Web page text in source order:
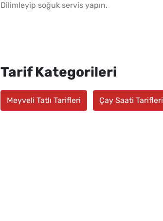
Dilimleyip soğuk servis yapın.
Tarif Kategorileri
Meyveli Tatlı Tarifleri Çay Saati Tarifleri